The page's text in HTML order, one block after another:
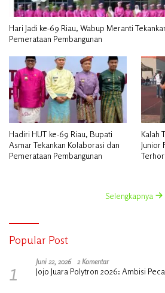
Hari Jadi ke-69 Riau, Wabup Meranti
Pemerataan Pembangunan
Hadiri HUT ke-69 Riau, Bupati
Asmar Tekankan Kolaborasi dan
Pemerataan Pembangunan
Kalah
Junior
Selengkapnya
Popular Post
1 Juni 22, 2026 2 Komentar
Jojo Juara Polytron 2026: Ambisi